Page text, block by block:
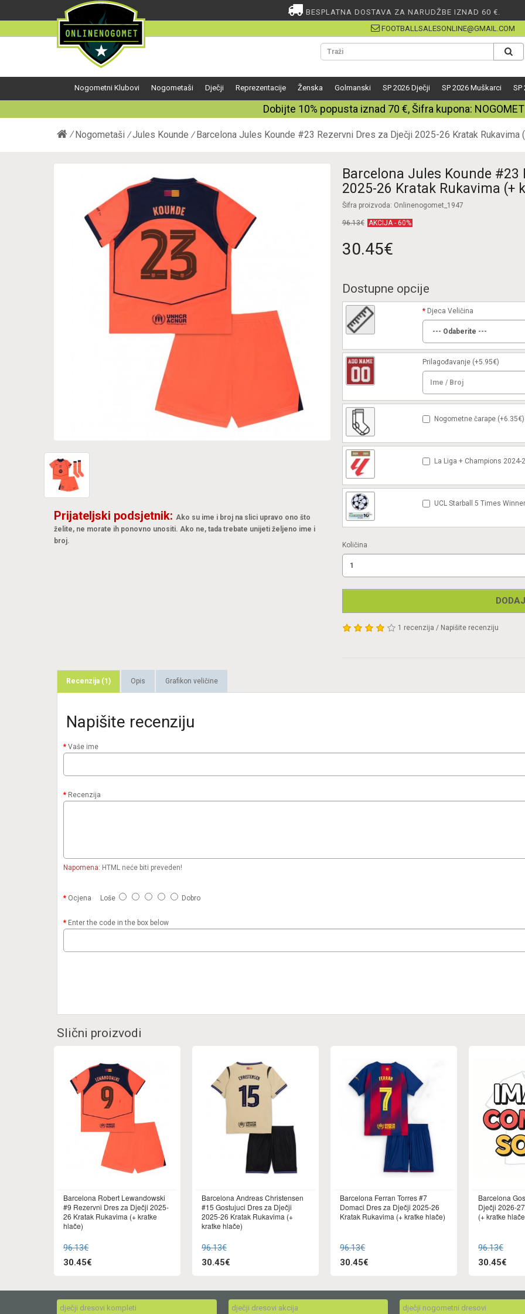
BESPLATNA DOSTAVA ZA NARUDŽBE IZNAD 60 €.
FOOTBALLSALESONLINE@GMAIL.COM
Nogometni Klubovi Nogometaši Dječji Reprezentacije Ženska Golmanski SP 2026 Dječji SP 2026 Muškarci SP
Dobijte 10% popusta iznad 70 €, Šifra kupona: NOGOMET
Nogometaši Jules Kounde Barcelona Jules Kounde #23 Rezervni Dres za Dječji 2025-26 Kratak Rukavima
Prijateljski podsjetnik: Ako su ime i broj na slici upravo ono što
želite, ne morate ih ponovno unositi. Ako ne, tada trebate unijeti željeno ime i
broj.
Barcelona Jules Kounde #23
2025-26 Kratak Rukavima (+
Šifra proizvoda: Onlinenogomet_1947
96.13€ AKCIJA - 60%
30.45€
Dostupne opcije
Djeca Veličina
Prilagođavanje(+5.95€)
Nogometne čarape (+6.35€)
La Liga + Champions 2024-
UCL Starball 5 Times
Količina
1 recenzija / Napišite recenziju
Recenzija (1) Opis Grafikon veličine
Napišite recenziju
Vaše ime
Recenzija
Napomena: HTML neće biti preveden!
Ocjena Loše Dobro
Enter the code in the box below
Slični proizvodi
Barcelona Robert Lewandowski
#9 Rezervni Dres za Dječji 2025-
26 Kratak Rukavima (+ kratke
hlače)
96.13€
30.45€
Barcelona Andreas Christensen
#15 Gostujuci Dres za Dječji
2025-26 Kratak Rukavima (+
kratke hlače)
96.13€
30.45€
Barcelona Ferran Torres #7
Domaci Dres za Dječji 2025-26
Kratak Rukavima (+ kratke hlače)
96.13€
30.45€
Barcelona
Dječji 2026-
(+ kratke
96.13€
30.45€
dječji dresovi kompleti dječji dresovi akcija dječji nogometni dresovi